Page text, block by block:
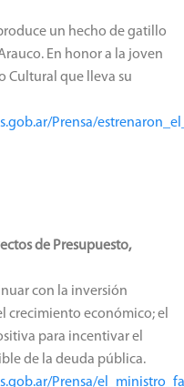
un hecho de gatillo
En honor a la joven
Cultural que lleva su
Prensa/
de Presupuesto,
con la inversión
crecimiento económico; el
para incentivar el
de la deuda pública.
Prensa/